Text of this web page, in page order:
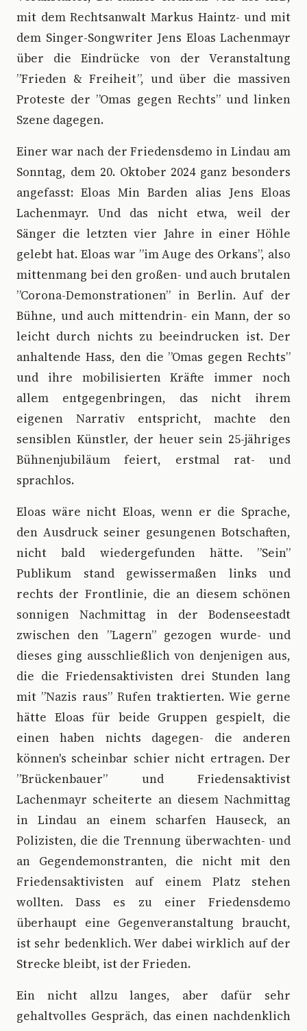
mit dem Rechtsanwalt Markus Haintz- und mit
dem Singer-Songwriter Jens Eloas Lachenmayr
über die Eindrücke von der Veranstaltung
”Frieden & Freiheit”, und über die massiven
Proteste der ”Omas gegen Rechts” und linken
Szene dagegen.
Einer war nach der Friedensdemo in Lindau am
Sonntag, dem 20. Oktober 2024 ganz besonders
angefasst: Eloas Min Barden alias Jens Eloas
Lachenmayr. Und das nicht etwa, weil der
Sänger die letzten vier Jahre in einer Höhle
gelebt hat. Eloas war ”im Auge des Orkans”, also
mittenmang bei den großen- und auch brutalen
”Corona-Demonstrationen” in Berlin. Auf der
Bühne, und auch mittendrin- ein Mann, der so
leicht durch nichts zu beeindrucken ist. Der
anhaltende Hass, den die ”Omas gegen Rechts”
und ihre mobilisierten Kräfte immer noch
allem entgegenbringen, das nicht ihrem
eigenen Narrativ entspricht, machte den
sensiblen Künstler, der heuer sein 25-jähriges
Bühnenjubiläum feiert, erstmal rat- und
sprachlos.
Eloas wäre nicht Eloas, wenn er die Sprache,
den Ausdruck seiner gesungenen Botschaften,
nicht bald wiedergefunden hätte. ”Sein”
Publikum stand gewissermaßen links und
rechts der Frontlinie, die an diesem schönen
sonnigen Nachmittag in der Bodenseestadt
zwischen den ”Lagern” gezogen wurde- und
dieses ging ausschließlich von denjenigen aus,
die die Friedensaktivisten drei Stunden lang
mit ”Nazis raus” Rufen traktierten. Wie gerne
hätte Eloas für beide Gruppen gespielt, die
einen haben nichts dagegen- die anderen
können's scheinbar schier nicht ertragen. Der
”Brückenbauer” und Friedensaktivist
Lachenmayr scheiterte an diesem Nachmittag
in Lindau an einem scharfen Hauseck, an
Polizisten, die die Trennung überwachten- und
an Gegendemonstranten, die nicht mit den
Friedensaktivisten auf einem Platz stehen
wollten. Dass es zu einer Friedensdemo
überhaupt eine Gegenveranstaltung braucht,
ist sehr bedenklich. Wer dabei wirklich auf der
Strecke bleibt, ist der Frieden.
Ein nicht allzu langes, aber dafür sehr
gehaltvolles Gespräch, das einen nachdenklich